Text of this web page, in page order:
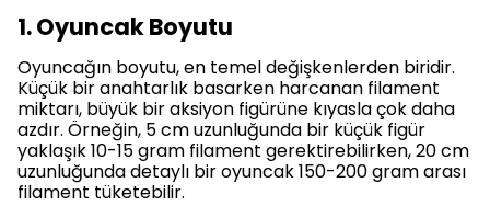
1. Oyuncak Boyutu
Oyuncağın boyutu, en temel değişkenlerden biridir.
Küçük bir anahtarlık basarken harcanan filament
miktarı, büyük bir aksiyon figürüne kıyasla çok daha
azdır. Örneğin, 5 cm uzunluğunda bir küçük figür
yaklaşık 10-15 gram filament gerektirebilirken, 20 cm
uzunluğunda detaylı bir oyuncak 150-200 gram arası
filament tüketebilir.